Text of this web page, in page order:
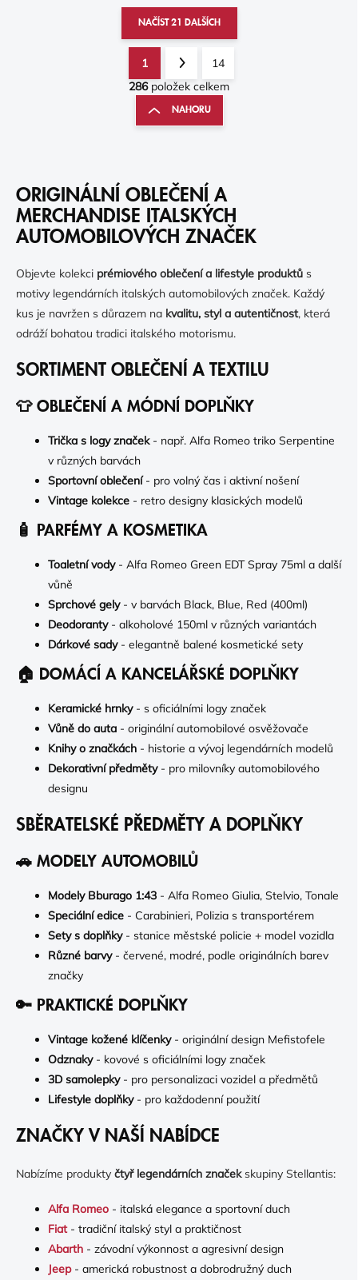
O
V
L
Á
D
P
R
V
K
V
Ý
P
I
S
U
NAČÍST 21 DALŠÍCH
S
T
R
Á
V
Á
N
Í
1
14
286položek celkem
NAHORU
ORIGINÁLNÍ OBLEČENÍ A
MERCHANDISE ITALSKÝCH
AUTOMOBILOVÝCH ZNAČEK
Objevte kolekci prémiového oblečení a lifestyle produktů s
motivy legendárních italských automobilových značek. Každý
kus je navržen s důrazem na kvalitu, styl a autentičnost, která
odráží bohatou tradici italského motorismu.
SORTIMENT OBLEČENÍ A TEXTILU
👕 OBLEČENÍ A MÓDNÍ DOPLŇKY
Trička s logy značek- např. Alfa Romeo triko Serpentine
v různých barvách
Sportovní oblečení- pro volný čas i aktivní nošení
Vintage kolekce - retro designy klasických modelů
🧴 PARFÉMY A KOSMETIKA
Toaletní vody- Alfa Romeo Green EDT Spray 75ml a další
vůně
Sprchové gely- v barvách Black, Blue, Red (400ml)
Deodoranty- alkoholové 150ml v různých variantách
Dárkové sady- elegantně balené kosmetické sety
🏠 DOMÁCÍ A KANCELÁŘSKÉ DOPLŇKY
Keramické hrnky- s oficiálními logy značek
Vůně do auta - originální automobilové osvěžovače
Knihy o značkách - historie a vývoj legendárních modelů
Dekorativní předměty- pro milovníky automobilového
designu
SBĚRATELSKÉ PŘEDMĚTY A DOPLŇKY
🚗 MODELY AUTOMOBILŮ
Modely Bburago 1:43 - Alfa Romeo Giulia, Stelvio, Tonale
Speciální edice - Carabinieri, Polizia s transportérem
Sety s doplňky- stanice městské policie + model vozidla
Různé barvy- červené, modré, podle originálních barev
značky
🔑 PRAKTICKÉ DOPLŇKY
Vintage kožené klíčenky- originální design Mefistofele
Odznaky- kovové s oficiálními logy značek
3D samolepky- pro personalizaci vozidel a předmětů
Lifestyle doplňky- pro každodenní použití
ZNAČKY V NAŠÍ NABÍDCE
Nabízíme produkty čtyř legendárních značekskupiny Stellantis:
Alfa Romeo - italská elegance a sportovní duch
Fiat- tradiční italský styl a praktičnost
Abarth - závodní výkonnost a agresivní design
Jeep- americká robustnost a dobrodružný duch